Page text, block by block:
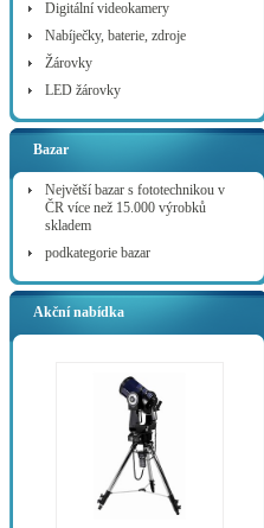
Digitální videokamery
Nabíječky, baterie, zdroje
Žárovky
LED žárovky
Bazar
Největší bazar s fototechnikou v
ČR více než 15.000 výrobků
skladem
podkategorie bazar
Akční nabídka